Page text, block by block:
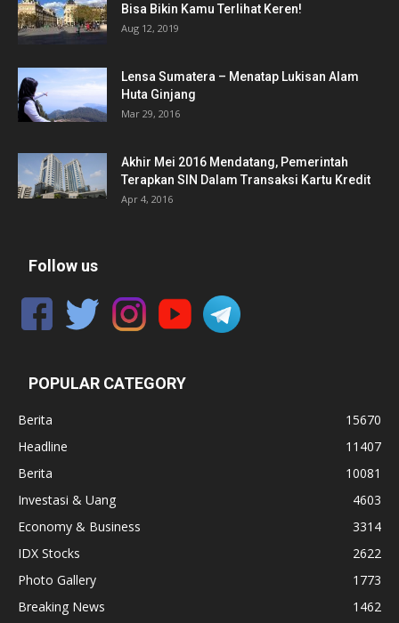
Bisa Bikin Kamu Terlihat Keren!
Aug 12, 2019
Lensa Sumatera – Menatap Lukisan Alam
Huta Ginjang
Mar 29, 2016
Akhir Mei 2016 Mendatang, Pemerintah
Terapkan SIN Dalam Transaksi Kartu Kredit
Apr 4, 2016
Follow us
POPULAR CATEGORY
Berita
15670
Headline
11407
Berita
10081
Investasi & Uang
4603
Economy & Business
3314
IDX Stocks
2622
Photo Gallery
1773
Breaking News
1462